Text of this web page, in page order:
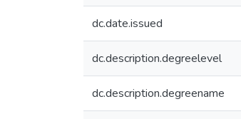
dc.date.issued
dc.description.degreelevel
dc.description.degreename